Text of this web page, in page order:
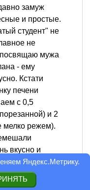
замуж
и простые.
студент" не
не
мужа
- ему
Кстати
печени
с 0,5
и 2
мелко режем).
вкусно и
салатик!
пасту заменяю
будет.
Яндекс.Метрику.